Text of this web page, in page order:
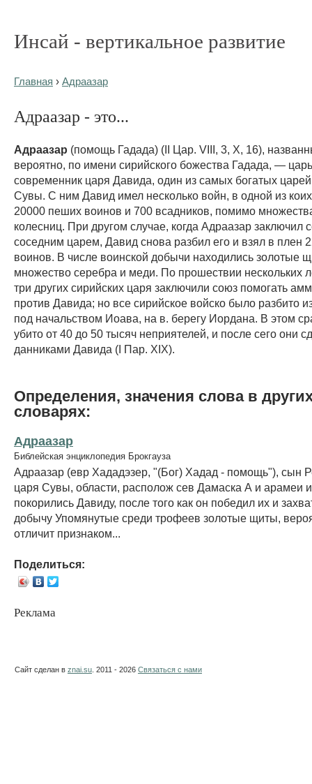
Инсай - вертикальное развитие
Главная › Адраазар
Адраазар - это...
Адраазар (помощь Гадада) (II Цар. VIII, 3, X, 16),
вероятно, по имени сирийского божества Гадада, —
современник царя Давида, один из самых богатых
Сувы. С ним Давид имел несколько войн, в одной из
20000 пеших воинов и 700 всадников, помимо
колесниц. При другом случае, когда Адраазар заключил
соседним царем, Давид снова разбил его и взял в плен
воинов. В числе воинской добычи находились золотые
множество серебра и меди. По прошествии нескольких
три других сирийских царя заключили союз помогать
против Давида; но все сирийское войско было разбито
под начальством Иоава, на в. берегу Иордана. В этом
убито от 40 до 50 тысяч неприятелей, и после сего они
данниками Давида (I Пар. XIX).
Определения, значения слова в
словарях:
Адраазар
Библейская энциклопедия Брокгауза
Адраазар (евр Хададэзер, "(Бог) Хадад - помощь"), сын
царя Сувы, области, располож сев Дамаска А и арамеи
покорились Давиду, после того как он победил их и
добычу Упомянутые среди трофеев золотые щиты,
отличит признаком...
Поделиться:
Реклама
Сайт сделан в znai.su . 2011 - 2026 Связаться с нами